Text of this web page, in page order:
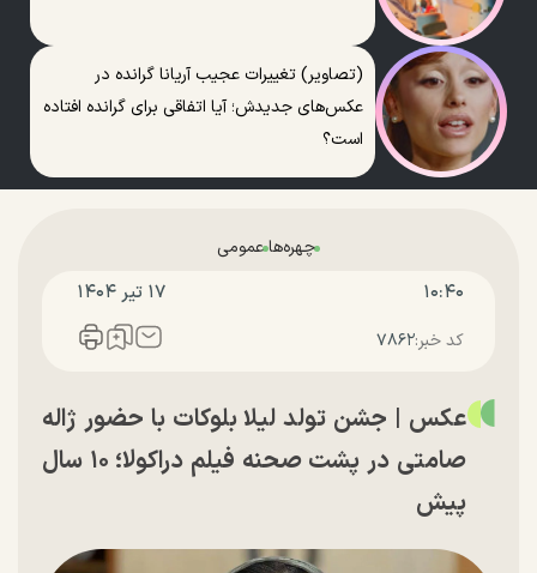
(تصاویر) تغییرات عجیب آریانا گرانده در
عکس‌های جدیدش؛ آیا اتفاقی برای گرانده افتاده
است؟
چهره‌هاعمومی
۱۰:۴۰ ۱۷ تير ۱۴۰۴
کد خبر:۷۸۶۲
عکس | جشن تولد لیلا بلوکات با حضور ژاله
صامتی در پشت صحنه فیلم دراکولا؛ ۱۰ سال
پیش